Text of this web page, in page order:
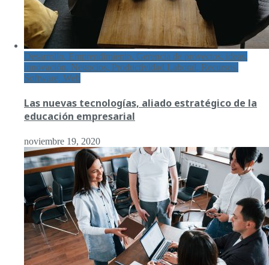
Desarrollo, Emprendimiento, Gerencia de proyectos, ideas,
innovación, Negocios, Productividad Laboral, Recursos,
Software, Web
Las nuevas tecnologías, aliado estratégico de la
educación empresarial
noviembre 19, 2020